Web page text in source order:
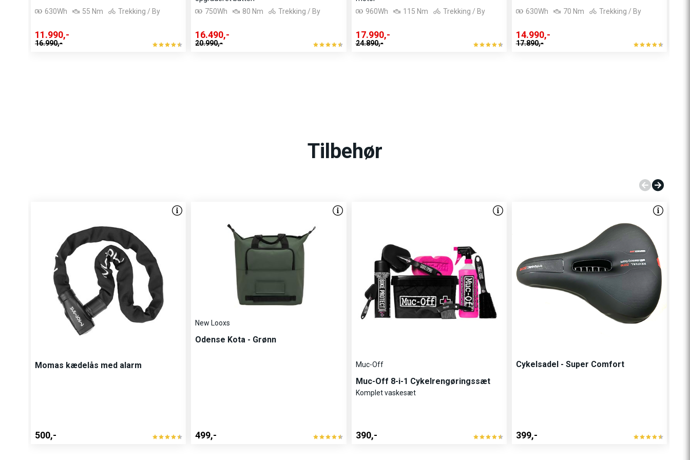
men kraftfulde 630 Wh (36V 17.5Ah) batteri er elegant integreret i rammen og giver en
farvedisplayet, så du altid har fuld kontrol over din kørsel.
justerbar frempind tilbyder denne cykel optimal kørestilling og komfort. Den leveres
630Wh 55 Nm Trekking / By
11.990,-
16.990,-
750Wh
80 Nm Trekking / By
16.490,-
20.990,-
960Wh
115 Nm Trekking / By
17.990,-
24.890,-
630Wh 70 Nm Trekking / By
14.990,-
17.890,-
Tilbehør
Momas kædelås med alarm
500,-
New Looxs
Odense Kota - Grønn
499,-
Muc-Off
Muc-Off 8-i-1 Cykelrengøringssæt
Komplet vaskesæt
390,-
Cykelsadel - Super Comfort
399,-